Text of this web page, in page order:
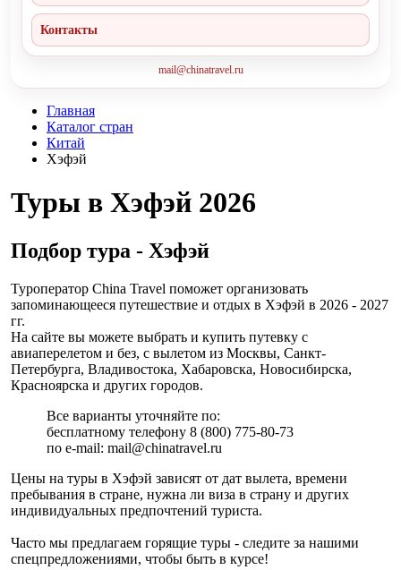
Контакты
mail@chinatravel.ru
Главная
Каталог стран
Китай
Хэфэй
Туры в Хэфэй 2026
Подбор тура - Хэфэй
Туроператор China Travel поможет организовать
запоминающееся путешествие и отдых в Хэфэй в 2026 - 2027
гг.
На сайте вы можете выбрать и купить путевку с
авиаперелетом и без, с вылетом из Москвы, Санкт-
Петербурга, Владивостока, Хабаровска, Новосибирска,
Красноярска и других городов.
Все варианты уточняйте по:
бесплатному телефону 8 (800) 775-80-73
по e-mail: mail@chinatravel.ru
Цены на туры в Хэфэй зависят от дат вылета, времени
пребывания в стране, нужна ли виза в страну и других
индивидуальных предпочтений туриста.
Часто мы предлагаем горящие туры - следите за нашими
cпецпредложениями, чтобы быть в курсе!